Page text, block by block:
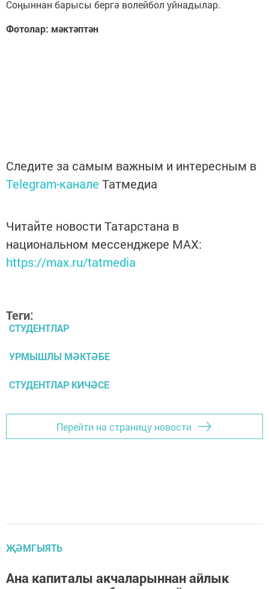
Соңыннан барысы бергә волейбол уйнадылар.
Фотолар: мәктәптән
Следите за самым важным и интересным в
Telegram-канале Татмедиа
Читайте новости Татарстана в
национальном мессенджере MАХ:
https://max.ru/tatmedia
Теги:
СТУДЕНТЛАР
УРМЫШЛЫ МӘКТӘБЕ
СТУДЕНТЛАР КИЧӘСЕ
Перейти на страницу новости
ҖӘМГЫЯТЬ
Ана капиталы акчаларыннан айлык